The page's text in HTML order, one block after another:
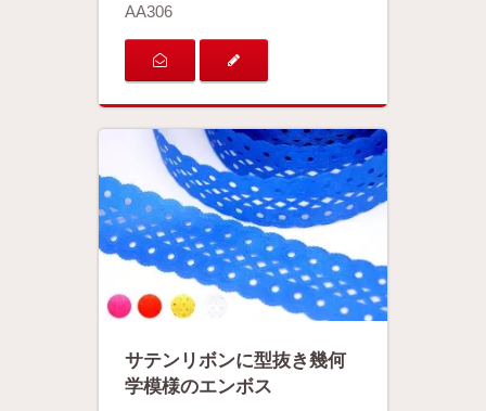
AA306
サテンリボンに型抜き幾何
学模様のエンボス